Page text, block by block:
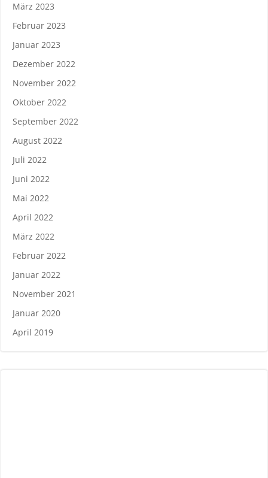
März 2023
Februar 2023
Januar 2023
Dezember 2022
November 2022
Oktober 2022
September 2022
August 2022
Juli 2022
Juni 2022
Mai 2022
April 2022
März 2022
Februar 2022
Januar 2022
November 2021
Januar 2020
April 2019